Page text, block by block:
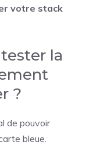
votre stack
la
?
de pouvoir
bleue.